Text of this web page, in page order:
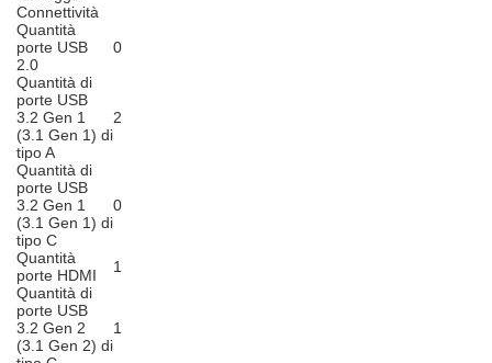
Connettività
Quantità
porte USB
2.0
0
Quantità di
porte USB
3.2 Gen 1
(3.1 Gen 1) di
tipo A
2
Quantità di
porte USB
3.2 Gen 1
(3.1 Gen 1) di
tipo C
0
Quantità
porte HDMI
1
Quantità di
porte USB
3.2 Gen 2
(3.1 Gen 2) di
1